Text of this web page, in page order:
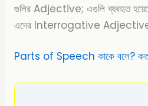
গুলির Adjective; এগুলি ব্যবহৃত
এদের Interrogative Adjective
Parts of Speech কাকে বলে? কত